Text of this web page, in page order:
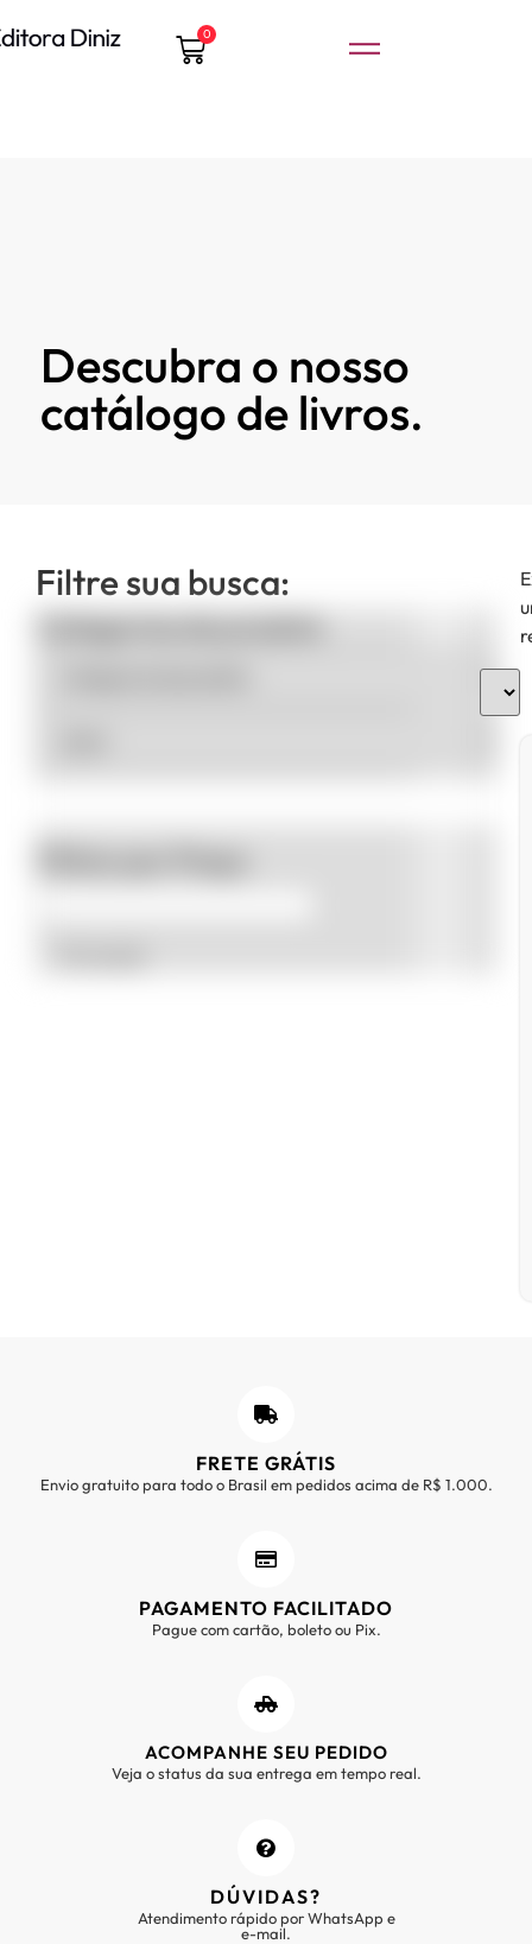
0
Descubra o nosso
catálogo de livros.
Filtre sua busca:
Categorias de produto
FRETE GRÁTIS
Envio gratuito para todo o Brasil em pedidos acima de R$ 1.000.
PAGAMENTO FACILITADO
Pague com cartão, boleto ou Pix.
ACOMPANHE SEU PEDIDO
Veja o status da sua entrega em tempo real.
DÚVIDAS?
Atendimento rápido por WhatsApp e
e-mail.